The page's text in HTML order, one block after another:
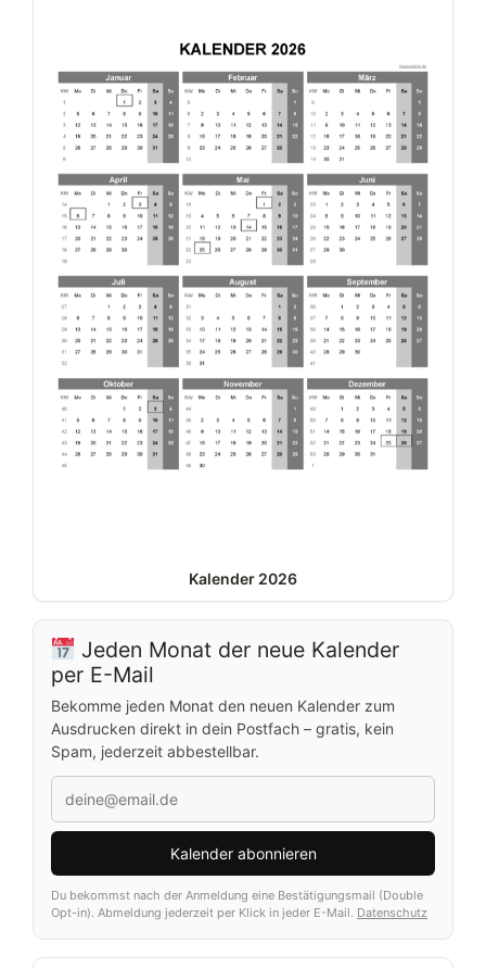
Kalender 2026
Jeden Monat der neue Kalender
per E-Mail
Bekomme jeden Monat den neuen Kalender zum
Ausdrucken direkt in dein Postfach – gratis, kein
Spam, jederzeit abbestellbar.
Kalender abonnieren
Du bekommst nach der Anmeldung eine Bestätigungsmail (Double
Opt-in). Abmeldung jederzeit per Klick in jeder E-Mail. Datenschutz